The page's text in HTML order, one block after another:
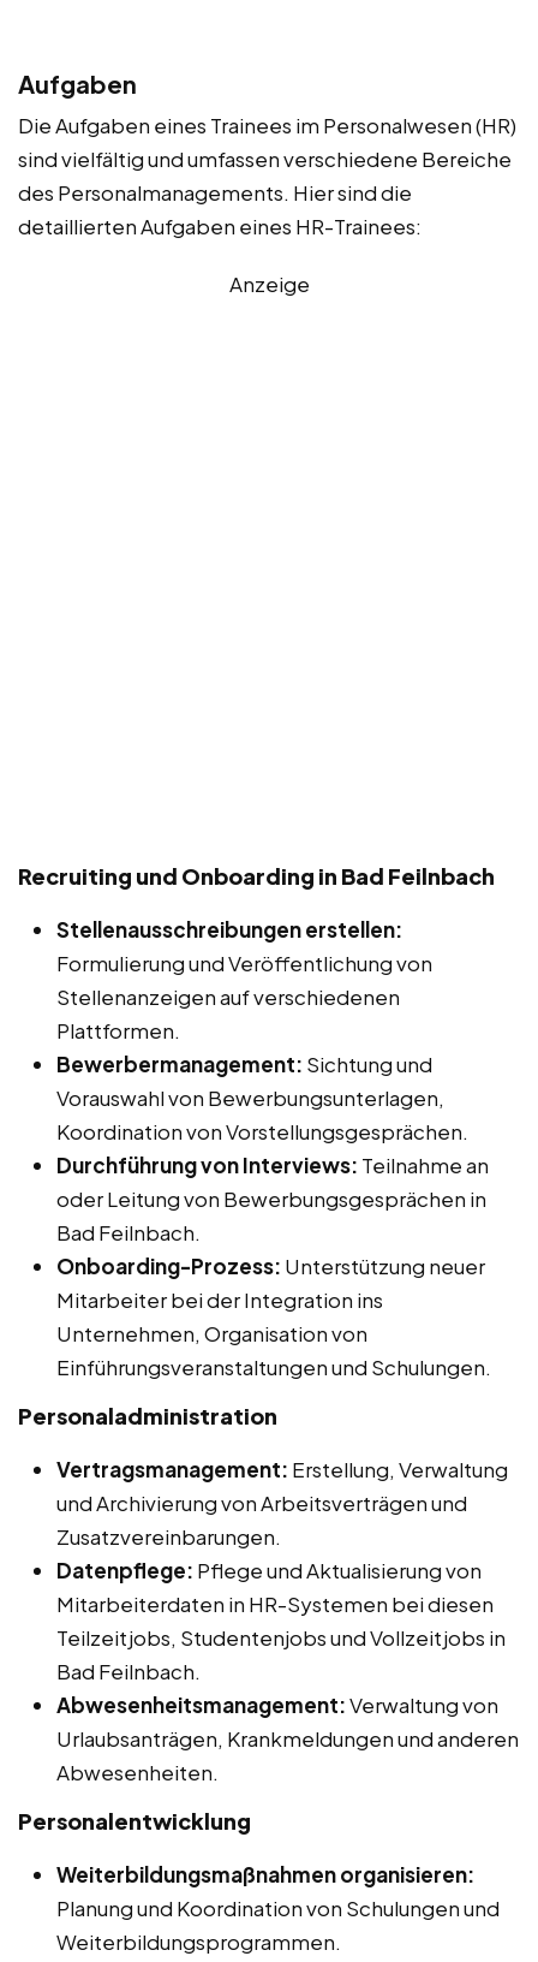
Aufgaben
Die Aufgaben eines Trainees im Personalwesen (HR)
sind vielfältig und umfassen verschiedene Bereiche
des Personalmanagements. Hier sind die
detaillierten Aufgaben eines HR-Trainees:
Anzeige
Recruiting und Onboarding in Bad Feilnbach
Stellenausschreibungen erstellen:
Formulierung und Veröffentlichung von
Stellenanzeigen auf verschiedenen
Plattformen.
Bewerbermanagement: Sichtung und
Vorauswahl von Bewerbungsunterlagen,
Koordination von Vorstellungsgesprächen.
Durchführung von Interviews: Teilnahme an
oder Leitung von Bewerbungsgesprächen in
Bad Feilnbach.
Onboarding-Prozess: Unterstützung neuer
Mitarbeiter bei der Integration ins
Unternehmen, Organisation von
Einführungsveranstaltungen und Schulungen.
Personaladministration
Vertragsmanagement: Erstellung, Verwaltung
und Archivierung von Arbeitsverträgen und
Zusatzvereinbarungen.
Datenpflege: Pflege und Aktualisierung von
Mitarbeiterdaten in HR-Systemen bei diesen
Teilzeitjobs, Studentenjobs und Vollzeitjobs in
Bad Feilnbach.
Abwesenheitsmanagement:Verwaltung von
Urlaubsanträgen, Krankmeldungen und anderen
Abwesenheiten.
Personalentwicklung
Weiterbildungsmaßnahmen organisieren:
Planung und Koordination von Schulungen und
Weiterbildungsprogrammen.